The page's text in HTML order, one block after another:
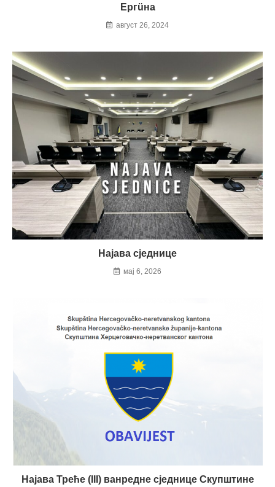
Ергüна
август 26, 2024
Најава сједнице
мај 6, 2026
Најава Треће (III) ванредне сједнице Скупштине